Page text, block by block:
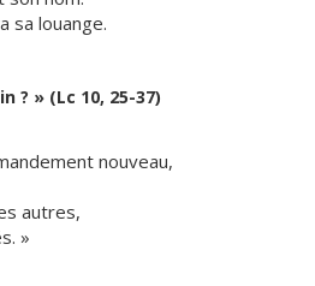
sa louange.
? » (Lc 10, 25-37)
nouveau,
autres,
»